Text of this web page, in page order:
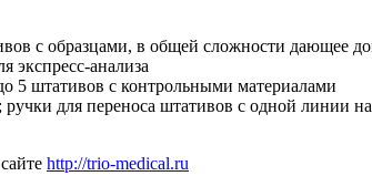
с образцами, в общей сложности дающее
экспресс-анализа
5 штативов с контрольными материалами
для переноса штативов с одной линии
http://trio-medical.ru